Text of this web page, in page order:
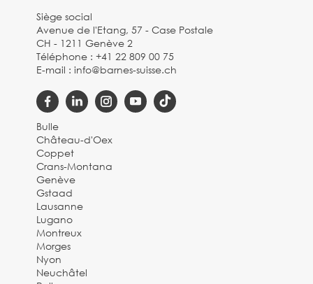
Siège social
Avenue de l'Etang, 57 - Case Postale
CH - 1211 Genève 2
Téléphone :+41 22 809 00 75
E-mail :info@barnes-suisse.ch
Bulle
Château-d'Oex
Coppet
Crans-Montana
Genève
Gstaad
Lausanne
Lugano
Montreux
Morges
Nyon
Neuchâtel